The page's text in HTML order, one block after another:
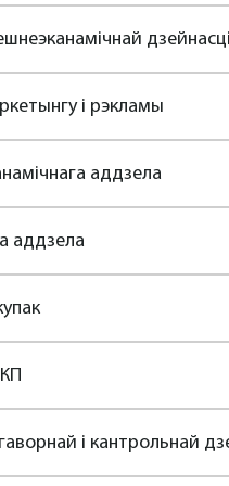
дзейнасці
і рэкламы
аддзела
аддзела
і кантрольнай